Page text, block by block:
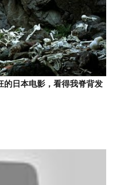
的日本电影，看得我脊背发